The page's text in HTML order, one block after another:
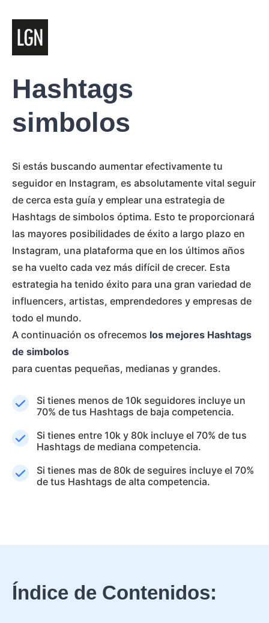
Hashtags
simbolos
Si estás buscando aumentar efectivamente tu
seguidor en Instagram, es absolutamente vital seguir
de cerca esta guía y emplear una estrategia de
Hashtags de simbolos óptima. Esto te proporcionará
las mayores posibilidades de éxito a largo plazo en
Instagram, una plataforma que en los últimos años
se ha vuelto cada vez más difícil de crecer. Esta
estrategia ha tenido éxito para una gran variedad de
influencers, artistas, emprendedores y empresas de
todo el mundo.
A continuación os ofrecemos los mejores Hashtags
de simbolos
para cuentas pequeñas, medianas y grandes.
Si tienes menos de 10k seguidores incluye un
70% de tus Hashtags de baja competencia.
Si tienes entre 10k y 80k incluye el 70% de tus
Hashtags de mediana competencia.
Si tienes mas de 80k de seguires incluye el 70%
de tus Hashtags de alta competencia.
Índice de Contenidos: